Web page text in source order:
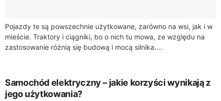
Pojazdy te są powszechnie użytkowane, zarówno na wsi, jak i w
mieście. Traktory i ciągniki, bo o nich tu mowa, ze względu na
zastosowanie różnią się budową i mocą silnika....
Samochód elektryczny – jakie korzyści wynikają z
jego użytkowania?